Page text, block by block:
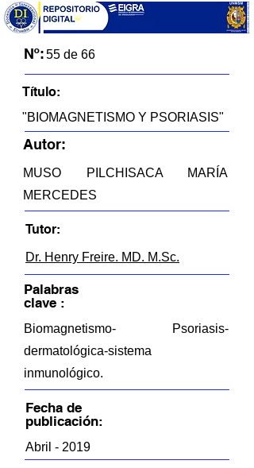
Nº:55 de 66
Título:
"BIOMAGNETISMO Y PSORIASIS"
Autor:
MUSO PILCHISACA MARÍA
MERCEDES
Tutor:
Dr. Henry Freire. MD. M.Sc.
Palabras
clave :
Biomagnetismo- Psoriasis-
dermatológica-sistema
inmunológico.
Fecha de
publicación:
Abril - 2019